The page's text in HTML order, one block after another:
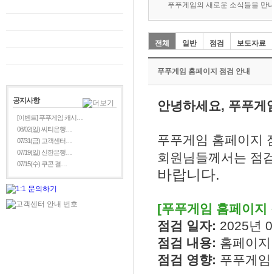
공지사항
[이벤트] 푸푸게임 캐시…
08/02(일) 씨티은행…
07/31(금) 고객센터…
07/19(일) 신한은행…
07/15(수) 쿠콘 결…
푸푸게임의 새로운 소식들을 만
전체 일반 점검 보도자료
푸푸게임 홈페이지 점검 안내
안녕하세요, 푸푸게
푸푸게임 홈페이지
회원님들께서는 점
바랍니다.
[푸푸게임 홈페이지
점검 일자: 2025년
점검 내용: 홈페이
점검 영향: 푸푸게